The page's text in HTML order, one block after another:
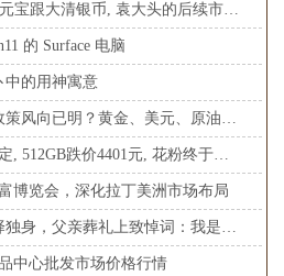
银元市场行情低迷, 光绪元宝跟大清银币, 袁大头的后续市场如何
的 Surface 电脑
中的用神寓意
全球市场聚焦：美联储政策风向已明？黄金、美元、原油市场即将迎来新一轮风暴！
华为Mate X5最新售价确定, 512GB跌价4401元, 花粉终于等到了
博览会，深化拉丁美洲市场布局
李光耀独女李玮玲，选择独身，父亲葬礼上致悼词：我是一名客家女_生活_家庭_事业
中心批发市场价格行情